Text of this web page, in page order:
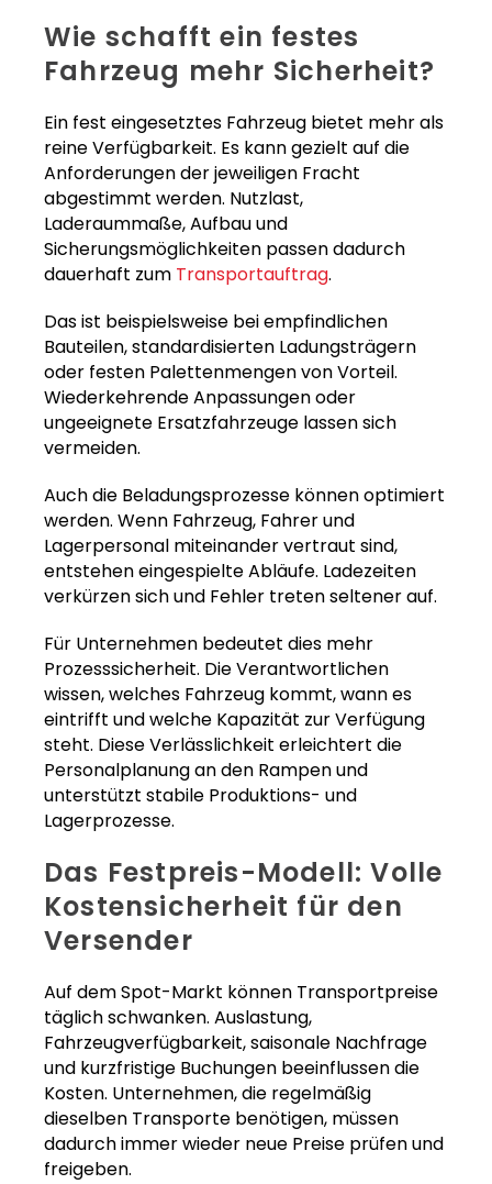
Wie schafft ein festes
Fahrzeug mehr Sicherheit?
Ein fest eingesetztes Fahrzeug bietet mehr als
reine Verfügbarkeit. Es kann gezielt auf die
Anforderungen der jeweiligen Fracht
abgestimmt werden. Nutzlast,
Laderaummaße, Aufbau und
Sicherungsmöglichkeiten passen dadurch
dauerhaft zum Transportauftrag.
Das ist beispielsweise bei empfindlichen
Bauteilen, standardisierten Ladungsträgern
oder festen Palettenmengen von Vorteil.
Wiederkehrende Anpassungen oder
ungeeignete Ersatzfahrzeuge lassen sich
vermeiden.
Auch die Beladungsprozesse können optimiert
werden. Wenn Fahrzeug, Fahrer und
Lagerpersonal miteinander vertraut sind,
entstehen eingespielte Abläufe. Ladezeiten
verkürzen sich und Fehler treten seltener auf.
Für Unternehmen bedeutet dies mehr
Prozesssicherheit. Die Verantwortlichen
wissen, welches Fahrzeug kommt, wann es
eintrifft und welche Kapazität zur Verfügung
steht. Diese Verlässlichkeit erleichtert die
Personalplanung an den Rampen und
unterstützt stabile Produktions- und
Lagerprozesse.
Das Festpreis-Modell: Volle
Kostensicherheit für den
Versender
Auf dem Spot-Markt können Transportpreise
täglich schwanken. Auslastung,
Fahrzeugverfügbarkeit, saisonale Nachfrage
und kurzfristige Buchungen beeinflussen die
Kosten. Unternehmen, die regelmäßig
dieselben Transporte benötigen, müssen
dadurch immer wieder neue Preise prüfen und
freigeben.